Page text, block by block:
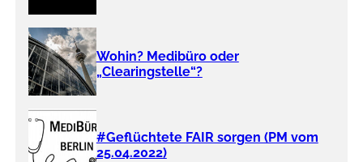
Wohin? Medibüro oder
„Clearingstelle“?
#Geflüchtete FAIR sorgen (PM vom
25.04.2022)